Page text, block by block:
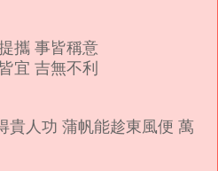
攜 事皆稱意
宜 吉無不利
貴人功 蒲帆能趁東風便 萬